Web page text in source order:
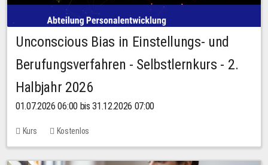
Unconscious Bias in Einstellungs- und
Berufungsverfahren - Selbstlernkurs - 2.
Halbjahr 2026
01.07.2026 06:00 bis 31.12.2026 07:00
Kurs Kostenlos